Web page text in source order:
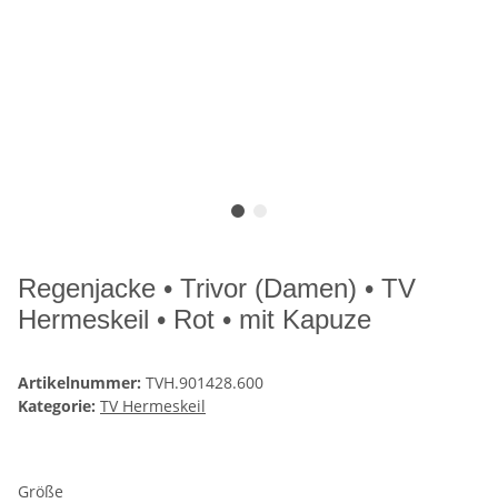
Regenjacke • Trivor (Damen) • TV
Hermeskeil • Rot • mit Kapuze
Artikelnummer: TVH.901428.600
Kategorie: TV Hermeskeil
Größe